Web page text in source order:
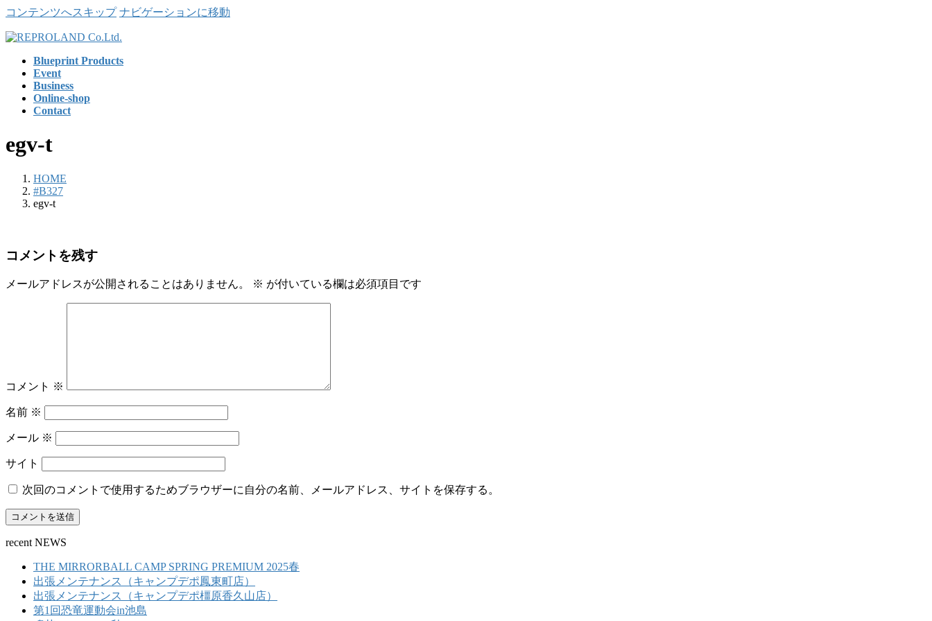
コンテンツへスキップ ナビゲーションに移動
Blueprint Products
Event
Business
Online-shop
Contact
egv-t
HOME
#B327
egv-t
コメントを残す
メールアドレスが公開されることはありません。 ※ が付いている欄は必須項目です
コメント ※
名前 ※
メール ※
サイト
次回のコメントで使用するためブラウザーに自分の名前、メールアドレス、サイトを保存する。
recent NEWS
THE MIRRORBALL CAMP SPRING PREMIUM 2025春
出張メンテナンス（キャンプデポ鳳東町店）
出張メンテナンス（キャンプデポ橿原香久山店）
第1回恐竜運動会in池島